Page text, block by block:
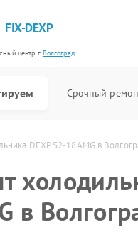
FIX-DEXP
центр г.Волгоград
Срочный
DEXP S2-18AMG в
в